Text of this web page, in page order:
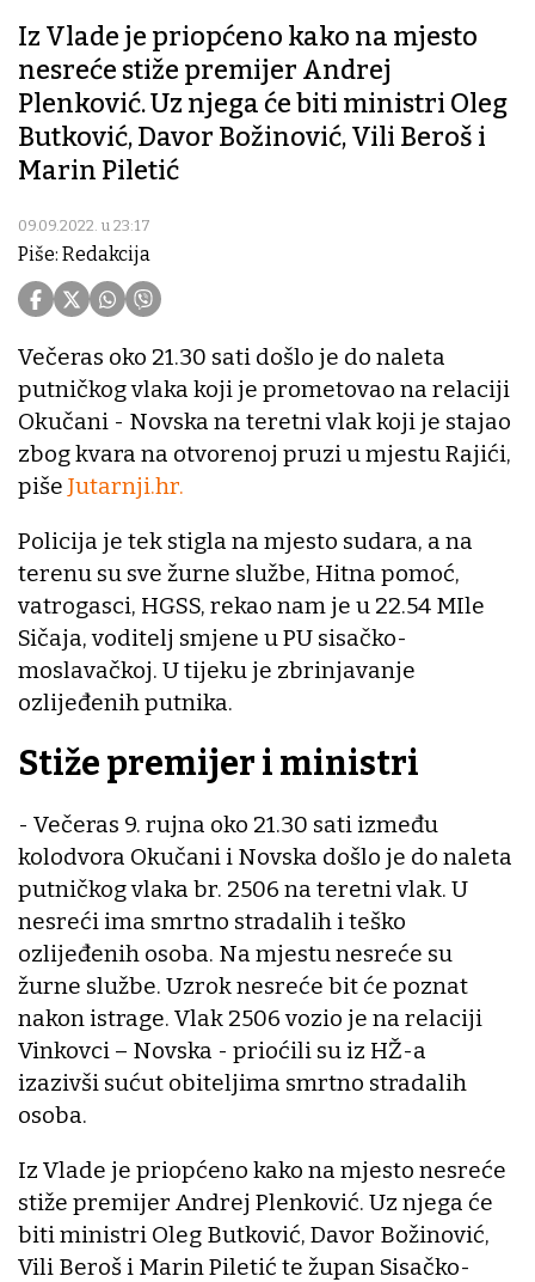
Iz Vlade je priopćeno kako na mjesto
nesreće stiže premijer Andrej
Plenković. Uz njega će biti ministri Oleg
Butković, Davor Božinović, Vili Beroš i
Marin Piletić
09.09.2022. u 23:17
Piše: Redakcija
Večeras oko 21.30 sati došlo je do naleta
putničkog vlaka koji je prometovao na relaciji
Okučani - Novska na teretni vlak koji je stajao
zbog kvara na otvorenoj pruzi u mjestu Rajići,
piše Jutarnji.hr.
Policija je tek stigla na mjesto sudara, a na
terenu su sve žurne službe, Hitna pomoć,
vatrogasci, HGSS, rekao nam je u 22.54 MIle
Sičaja, voditelj smjene u PU sisačko-
moslavačkoj. U tijeku je zbrinjavanje
ozlijeđenih putnika.
Stiže premijer i ministri
- Večeras 9. rujna oko 21.30 sati između
kolodvora Okučani i Novska došlo je do naleta
putničkog vlaka br. 2506 na teretni vlak. U
nesreći ima smrtno stradalih i teško
ozlijeđenih osoba. Na mjestu nesreće su
žurne službe. Uzrok nesreće bit će poznat
nakon istrage. Vlak 2506 vozio je na relaciji
Vinkovci – Novska - prioćili su iz HŽ-a
izazivši sućut obiteljima smrtno stradalih
osoba.
Iz Vlade je priopćeno kako na mjesto nesreće
stiže premijer Andrej Plenković. Uz njega će
biti ministri Oleg Butković, Davor Božinović,
Vili Beroš i Marin Piletić te župan Sisačko-